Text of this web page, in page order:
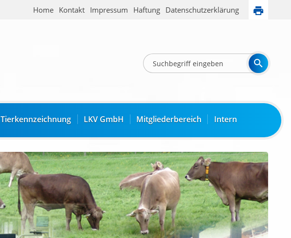
Home Kontakt Impressum Haftung Datenschutzerklärung
Tierkennzeichnung LKV GmbH Mitgliederbereich Intern